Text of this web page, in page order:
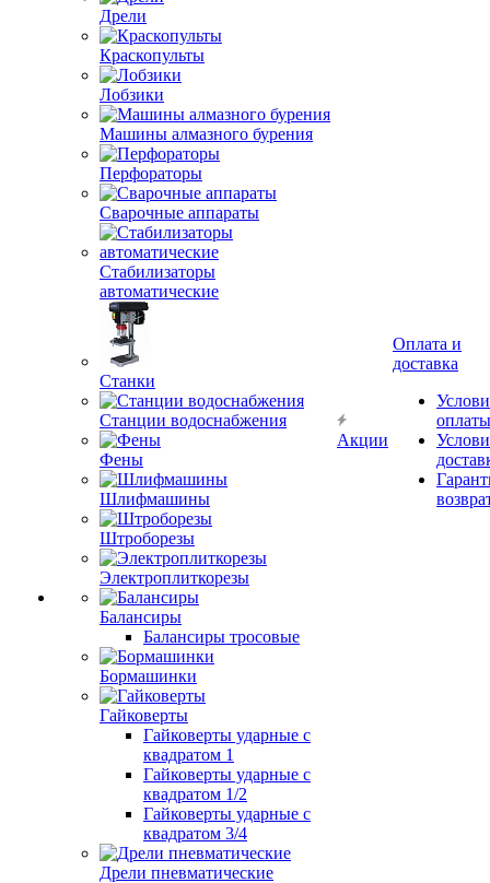
Дрели
Краскопульты
Лобзики
Машины алмазного бурения
Перфораторы
Сварочные аппараты
Стабилизаторы
автоматические
Станки
Станции водоснабжения
Фены
Шлифмашины
Штроборезы
Электроплиткорезы
Балансиры
Балансиры тросовые
Бормашинки
Гайковерты
Гайковерты ударные с
квадратом 1
Гайковерты ударные с
квадратом 1/2
Гайковерты ударные с
квадратом 3/4
Дрели пневматические
Акции
Оплата и
доставка
оплаты